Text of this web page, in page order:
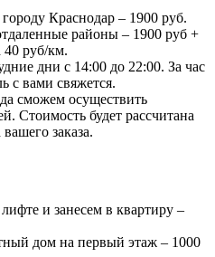
Краснодар – 1900 руб.
районы – 1900 руб +
40 руб/км.
дни с 14:00 до 22:00. За час
с вами свяжется.
сможем осуществить
Стоимость будет рассчитана
заказа.
и занесем в квартиру –
дом на первый этаж – 1000